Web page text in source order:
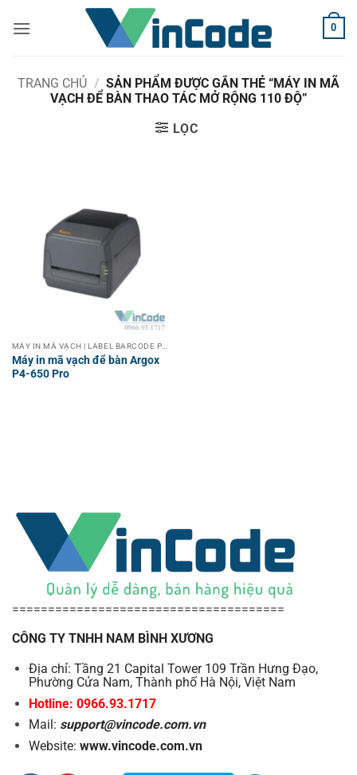
qua
0
TRANG CHỦ / SẢN PHẨM ĐƯỢC GẮN THẺ “MÁY IN MÃ
VẠCH ĐỂ BÀN THAO TÁC MỞ RỘNG 110 ĐỘ”
LỌC
Máy in mã vạch để bàn Argox
P4-650 Pro
======================================
CÔNG TY TNHH NAM BÌNH XƯƠNG
Địa chỉ: Tầng 21 Capital Tower 109 Trần Hưng Đạo,
Phường Cửa Nam, Thành phố Hà Nội, Việt Nam
Hotline: 0966.93.1717
Mail: support@vincode.com.vn
Website: www.vincode.com.vn